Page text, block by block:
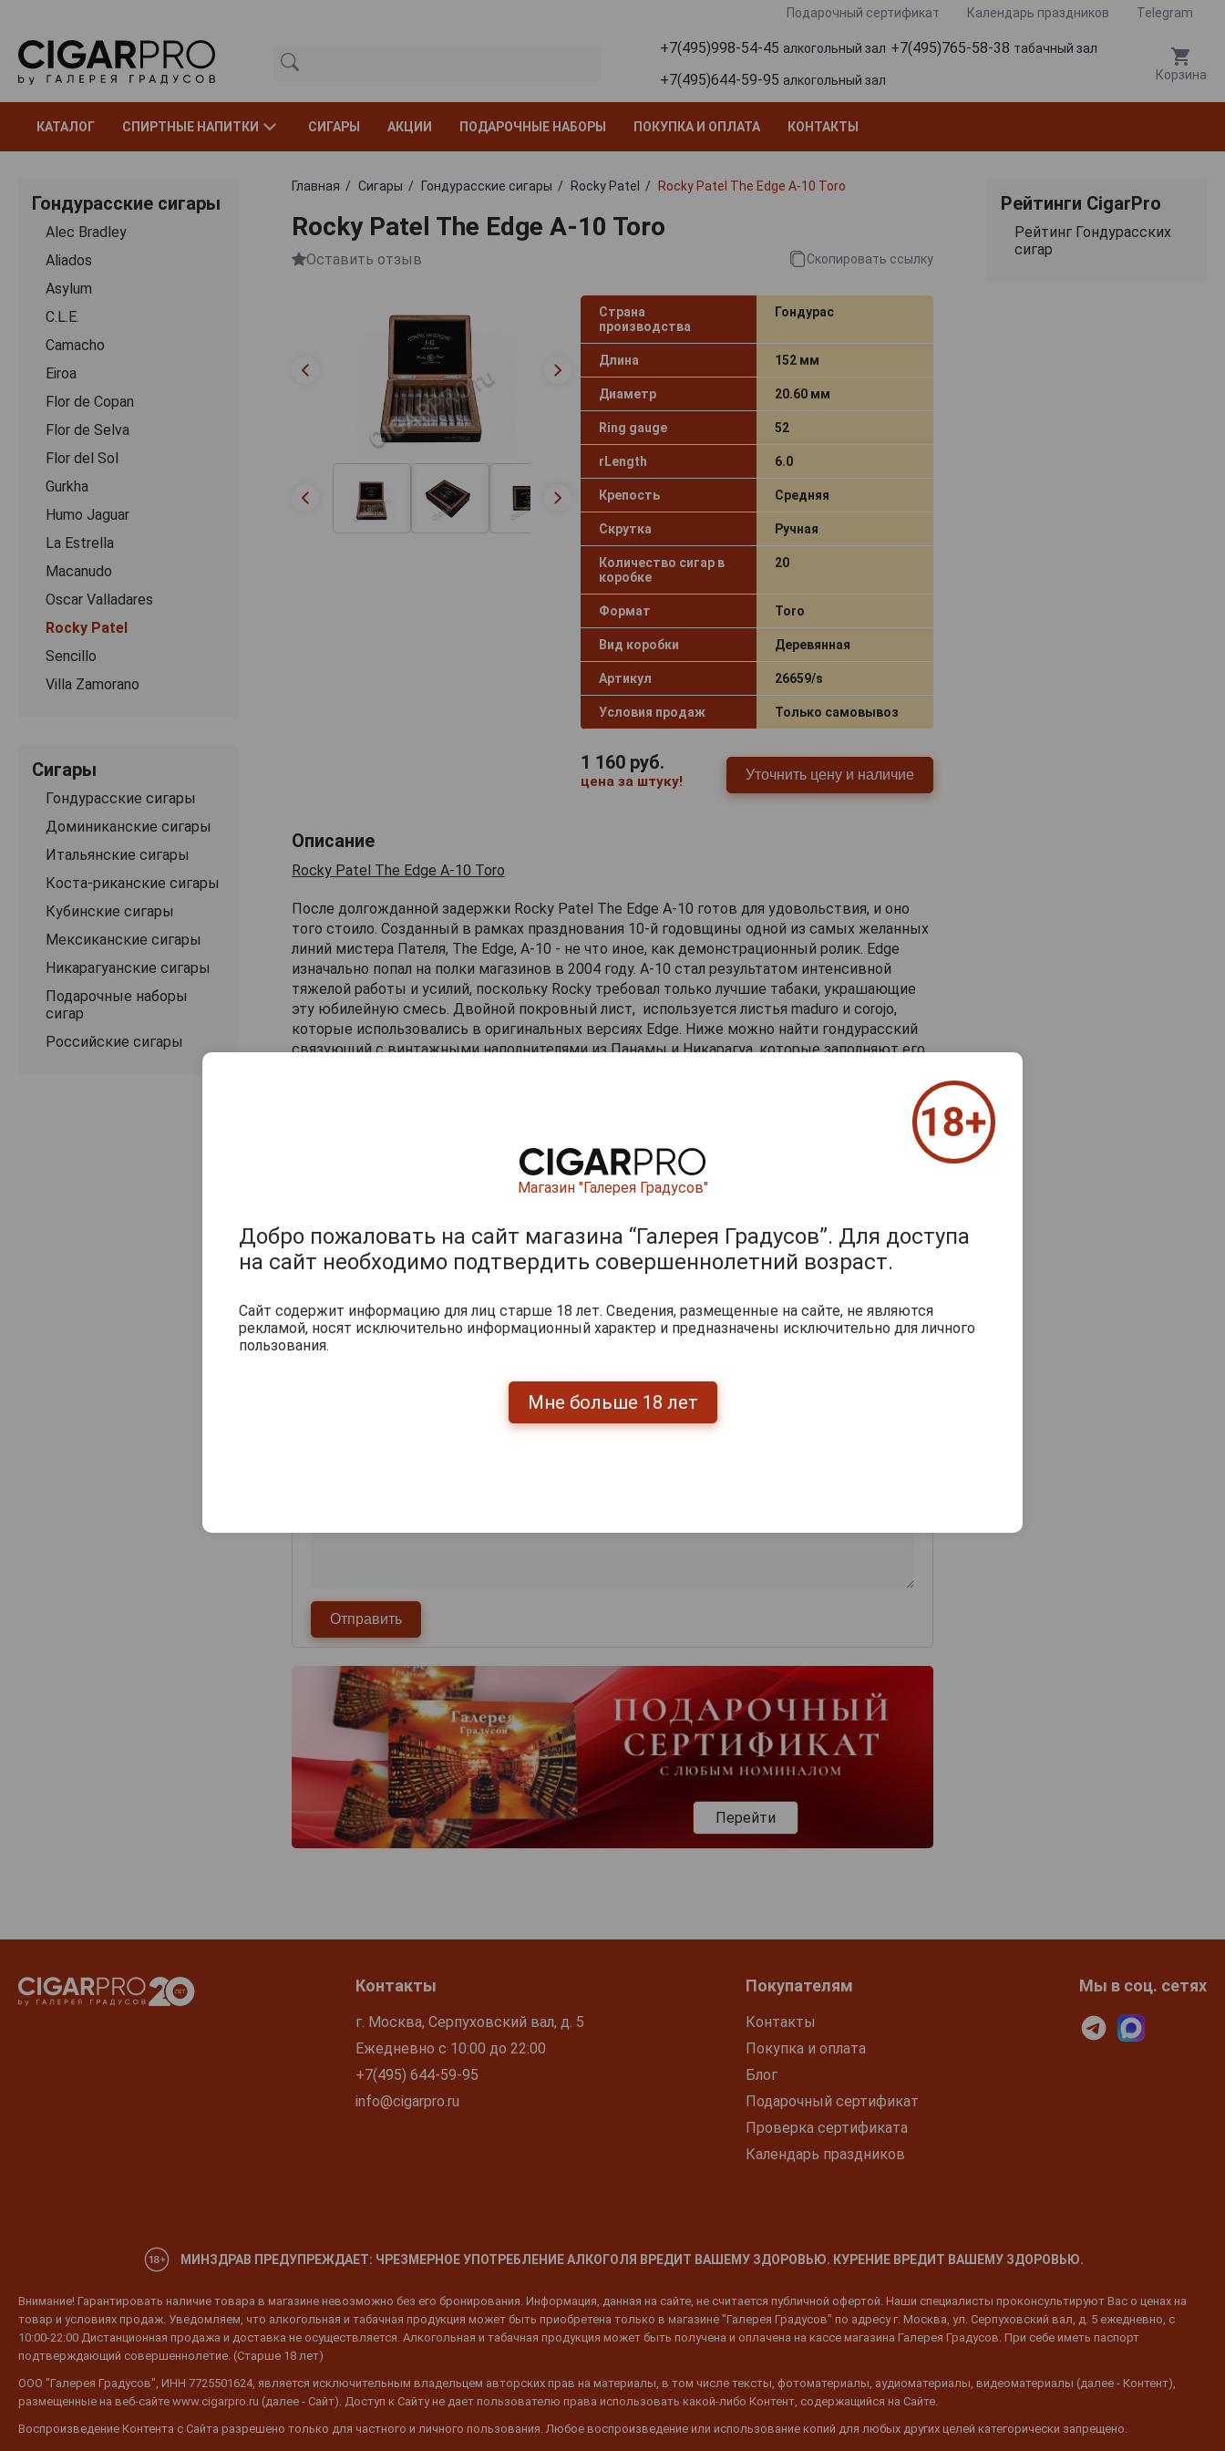
Подарочный сертификат Календарь праздников Telegram
+7(495)998-54-45 алкогольный зал +7(495)765-58-38 табачный зал
+7(495)644-59-95 алкогольный зал Корзина
КАТАЛОГ СПИРТНЫЕ НАПИТКИ СИГАРЫ АКЦИИ ПОДАРОЧНЫЕ НАБОРЫ ПОКУПКА И ОПЛАТА КОНТАКТЫ
Гондурасские сигары
Alec Bradley
Aliados
Asylum
C.L.E.
Camacho
Eiroa
Flor de Copan
Flor de Selva
Flor del Sol
Gurkha
Humo Jaguar
La Estrella
Macanudo
Oscar Valladares
Rocky Patel
Sencillo
Villa Zamorano
Сигары
Гондурасские сигары
Доминиканские сигары
Итальянские сигары
Коста-риканские сигары
Кубинские сигары
Мексиканские сигары
Никарагуанские сигары
Подарочные наборы
сигар
Российские сигары
Главная Сигары Гондурасские сигары Rocky Patel Rocky Patel The Edge A-10 Toro
Rocky Patel The Edge A-10 Toro
Оставить отзыв Скопировать ссылку
Страна
производства
Гондурас
Длина 152 мм
Диаметр 20.60 мм
Ring gauge 52
rLength 6.0
Крепость Средняя
Скрутка Ручная
Количество сигар в
коробке
20
Формат Toro
Вид коробки Деревянная
Артикул 26659/s
Условия продаж Только самовывоз
1 160руб.
цена за штуку! Уточнить цену и наличие
Описание
Rocky Patel The Edge A-10 Toro
После долгожданной задержки Rocky Patel The Edge A-10 готов для удовольствия, и оно
того стоило. Созданный в рамках празднования 10-й годовщины одной из самых желанных
линий мистера Пателя, The Edge, A-10 - не что иное, как демонстрационный ролик. Edge
изначально попал на полки магазинов в 2004 году. A-10 стал результатом интенсивной
тяжелой работы и усилий, поскольку Rocky требовал только лучшие табаки, украшающие
эту юбилейную смесь. Двойной покровный лист, используется листья maduro и corojo,
которые использовались в оригинальных версиях Edge. Ниже можно найти гондурасский
связующий с винтажными наполнителями из Панамы и Никарагуа, которые заполняют его
результате обертки corojo появляются оттенки черного перца и земли. Количество этой 10-
летней юбилейной смеси крайне ограничено.Отличная новость, Rocky Patel The Edge A-10
становятся все более интенсивными по мере того, как горит сигара, а позже появляются
Оцените и напишите отзыв:
Перейти
Рейтинги CigarPro
Рейтинг Гондурасских
сигар
Контакты
г. Москва, Серпуховский вал, д. 5
Ежедневно с 10:00 до 22:00
+7(495) 644-59-95
info@cigarpro.ru
Покупателям
Контакты
Покупка и оплата
Блог
Подарочный сертификат
Проверка сертификата
Календарь праздников
Мы в соц. сетях
МИНЗДРАВ ПРЕДУПРЕЖДАЕТ: ЧРЕЗМЕРНОЕ УПОТРЕБЛЕНИЕ АЛКОГОЛЯ ВРЕДИТ ВАШЕМУ ЗДОРОВЬЮ. КУРЕНИЕ ВРЕДИТ ВАШЕМУ ЗДОРОВЬЮ.
Внимание! Гарантировать наличие товара в магазине невозможно без его бронирования. Информация, данная на сайте, не считается публичной офертой. Наши специалисты проконсультируют Вас о ценах на
товар и условиях продаж. Уведомляем, что алкогольная и табачная продукция может быть приобретена только в магазине "Галерея Градусов" по адресу г. Москва, ул. Серпуховский вал, д. 5 ежедневно, с
10:00-22:00 Дистанционная продажа и доставка не осуществляется. Алкогольная и табачная продукция может быть получена и оплачена на кассе магазина Галерея Градусов. При себе иметь паспорт
подтверждающий совершеннолетие. (Старше 18 лет)
ООО "Галерея Градусов", ИНН 7725501624, является исключительным владельцем авторских прав на материалы, в том числе тексты, фотоматериалы, аудиоматериалы, видеоматериалы (далее - Контент),
размещенные на веб-сайте www.cigarpro.ru (далее - Сайт). Доступ к Сайту не дает пользователю права использовать какой-либо Контент, содержащийся на Сайте.
Воспроизведение Контента с Сайта разрешено только для частного и личного пользования. Любое воспроизведение или использование копий для любых других целей категорически запрещено.
Магазин "Галерея Градусов"
Добро пожаловать на сайт магазина “Галерея Градусов”. Для доступа
на сайт необходимо подтвердить совершеннолетний возраст.
Сайт содержит информацию для лиц старше 18 лет. Сведения, размещенные на сайте, не являются
рекламой, носят исключительно информационный характер и предназначены исключительно для личного
пользования.
Мне больше 18 лет